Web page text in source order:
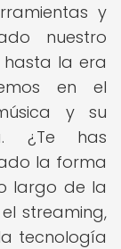
y
nuestro
la era
en el
y su
¿Te has
la forma
largo de la
streaming,
tecnología